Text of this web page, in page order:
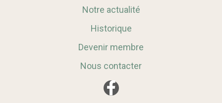
Notre actualité
Historique
Devenir membre
Nous contacter